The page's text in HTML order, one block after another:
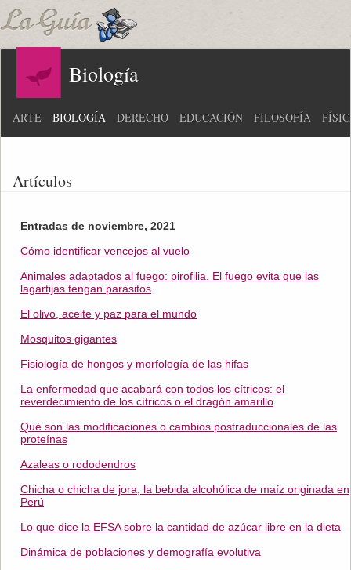
Biología
ARTE BIOLOGÍA DERECHO EDUCACIÓN FILOSOFÍA
Artículos
Entradas de noviembre, 2021
Cómo identificar vencejos al vuelo
Animales adaptados al fuego: pirofilia. El fuego evita que las
lagartijas tengan parásitos
El olivo, aceite y paz para el mundo
Mosquitos gigantes
Fisiología de hongos y morfología de las hifas
La enfermedad que acabará con todos los cítricos: el
reverdecimiento de los cítricos o el dragón amarillo
Qué son las modificaciones o cambios postraduccionales de las
proteínas
Azaleas o rododendros
Chicha o chicha de jora, la bebida alcohólica de maíz originada en
Perú
Lo que dice la EFSA sobre la cantidad de azúcar libre en la dieta
Dinámica de poblaciones y demografía evolutiva